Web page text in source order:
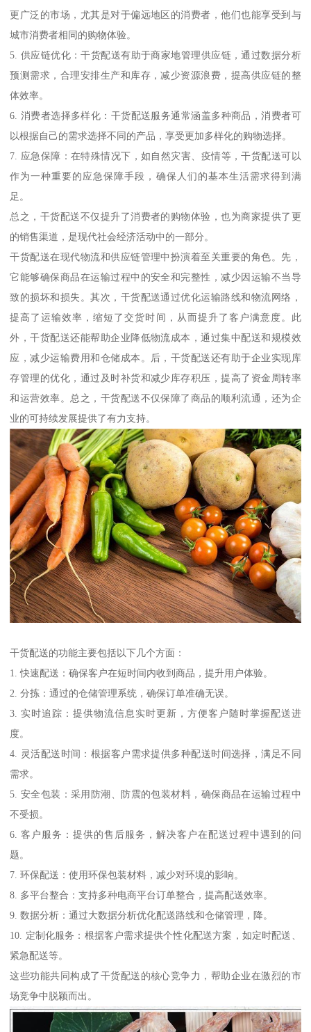
更广泛的市场，尤其是对于偏远地区的消费者，他们也能享受到与
城市消费者相同的购物体验。
5. 供应链优化：干货配送有助于商家地管理供应链，通过数据分析
预测需求，合理安排生产和库存，减少资源浪费，提高供应链的整
体效率。
6. 消费者选择多样化：干货配送服务通常涵盖多种商品，消费者可
以根据自己的需求选择不同的产品，享受更加多样化的购物选择。
7. 应急保障：在特殊情况下，如自然灾害、疫情等，干货配送可以
作为一种重要的应急保障手段，确保人们的基本生活需求得到满
足。
总之，干货配送不仅提升了消费者的购物体验，也为商家提供了更
的销售渠道，是现代社会经济活动中的一部分。
干货配送在现代物流和供应链管理中扮演着至关重要的角色。先，
它能够确保商品在运输过程中的安全和完整性，减少因运输不当导
致的损坏和损失。其次，干货配送通过优化运输路线和物流网络，
提高了运输效率，缩短了交货时间，从而提升了客户满意度。此
外，干货配送还能帮助企业降低物流成本，通过集中配送和规模效
应，减少运输费用和仓储成本。后，干货配送还有助于企业实现库
存管理的优化，通过及时补货和减少库存积压，提高了资金周转率
和运营效率。总之，干货配送不仅保障了商品的顺利流通，还为企
业的可持续发展提供了有力支持。
干货配送的功能主要包括以下几个方面：
1. 快速配送：确保客户在短时间内收到商品，提升用户体验。
2. 分拣：通过的仓储管理系统，确保订单准确无误。
3. 实时追踪：提供物流信息实时更新，方便客户随时掌握配送进
度。
4. 灵活配送时间：根据客户需求提供多种配送时间选择，满足不同
需求。
5. 安全包装：采用防潮、防震的包装材料，确保商品在运输过程中
不受损。
6. 客户服务：提供的售后服务，解决客户在配送过程中遇到的问
题。
7. 环保配送：使用环保包装材料，减少对环境的影响。
8. 多平台整合：支持多种电商平台订单整合，提高配送效率。
9. 数据分析：通过大数据分析优化配送路线和仓储管理，降。
10. 定制化服务：根据客户需求提供个性化配送方案，如定时配送、
紧急配送等。
这些功能共同构成了干货配送的核心竞争力，帮助企业在激烈的市
场竞争中脱颖而出。